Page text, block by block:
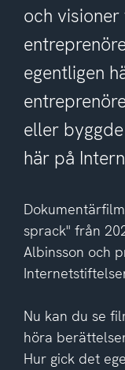
och
egentligen
eller
här på
sprack" från
Albinsson och
Nu kan du se
höra
Hur gick det